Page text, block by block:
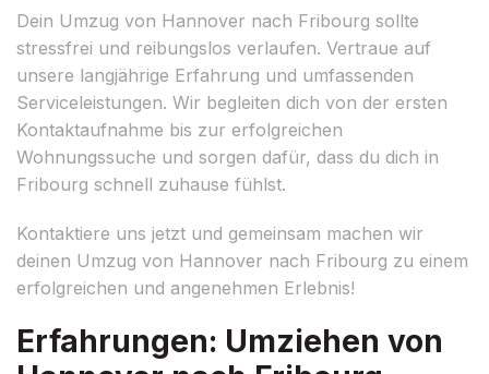
Dein Umzug von Hannover nach Fribourg sollte
stressfrei und reibungslos verlaufen. Vertraue auf
unsere langjährige Erfahrung und umfassenden
Serviceleistungen. Wir begleiten dich von der ersten
Kontaktaufnahme bis zur erfolgreichen
Wohnungssuche und sorgen dafür, dass du dich in
Fribourg schnell zuhause fühlst.
Kontaktiere uns jetzt und gemeinsam machen wir
deinen Umzug von Hannover nach Fribourg zu einem
erfolgreichen und angenehmen Erlebnis!
Erfahrungen: Umziehen von